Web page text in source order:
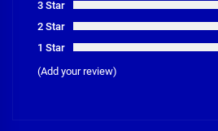
3 Star
2 Star
1 Star
(Add your review)